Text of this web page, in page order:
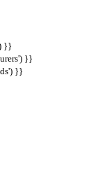
}}
}}
}}